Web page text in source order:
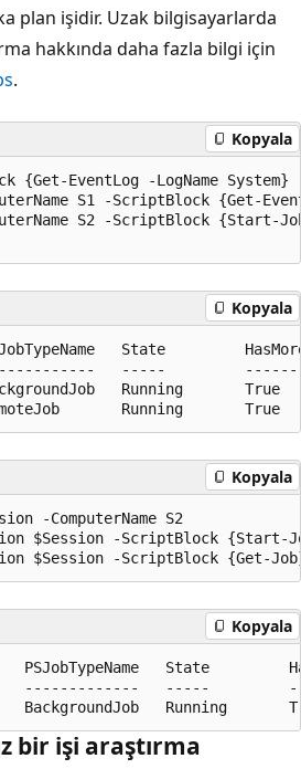
plan işidir. Uzak bilgisayarlarda
hakkında daha fazla bilgi için
.
Kopyala
EventLog -LogName System}
S1 -ScriptBlock {Get-
S2 -ScriptBlock {Start-
Kopyala
State
-----
Running
Kopyala
-ComputerName S2
$Session -ScriptBlock {Start-
Kopyala
State
-------------   -----
bir işi araştırma